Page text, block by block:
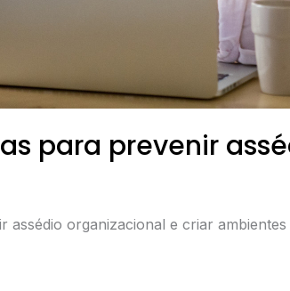
para prevenir
organizacional e criar